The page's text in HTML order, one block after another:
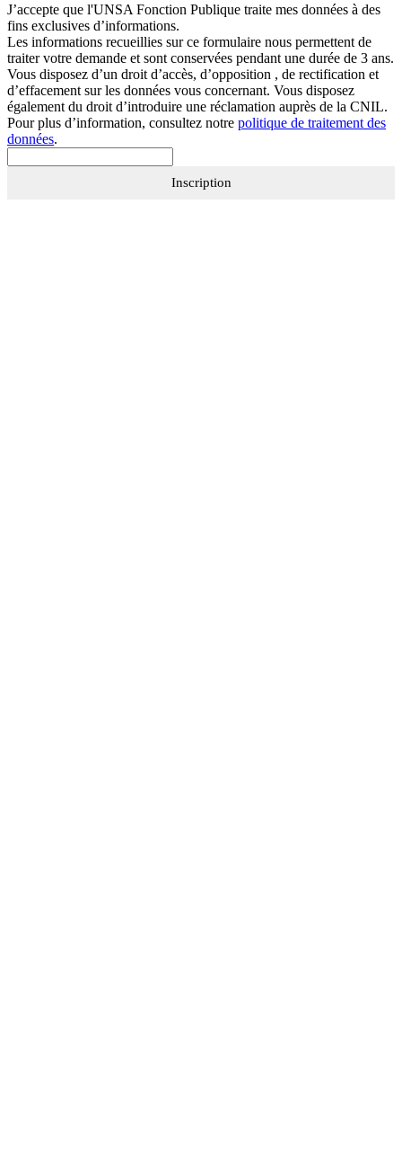
J’accepte que l'UNSA Fonction Publique traite mes données à des
fins exclusives d’informations.
Les informations recueillies sur ce formulaire nous permettent de
traiter votre demande et sont conservées pendant une durée de 3 ans.
Vous disposez d’un droit d’accès, d’opposition , de rectification et
d’effacement sur les données vous concernant. Vous disposez
également du droit d’introduire une réclamation auprès de la CNIL.
Pour plus d’information, consultez notre politique de traitement des
données.
Inscription